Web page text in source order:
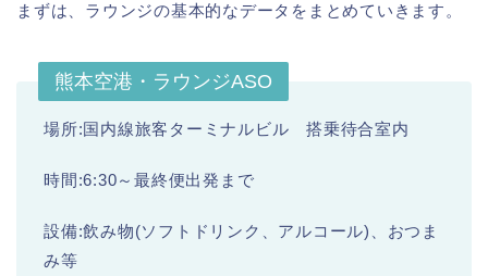
まずは、ラウンジの基本的なデータをまとめていきます。
熊本空港・ラウンジASO
場所:国内線旅客ターミナルビル 搭乗待合室内
時間:6:30～最終便出発まで
設備:飲み物(ソフトドリンク、アルコール)、おつま
み等